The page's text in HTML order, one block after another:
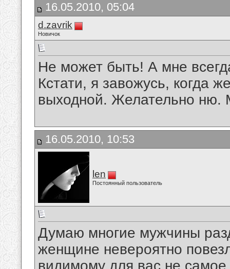
16.05.2010, 05:04
d.zavrik
Новичок
Не может быть! А мне
Кстати, я завожусь, когда
выходной. Желательно ню.
16.05.2010, 10:53
len
Постоянный пользователь
Думаю многие мужчины
женщине невероятно